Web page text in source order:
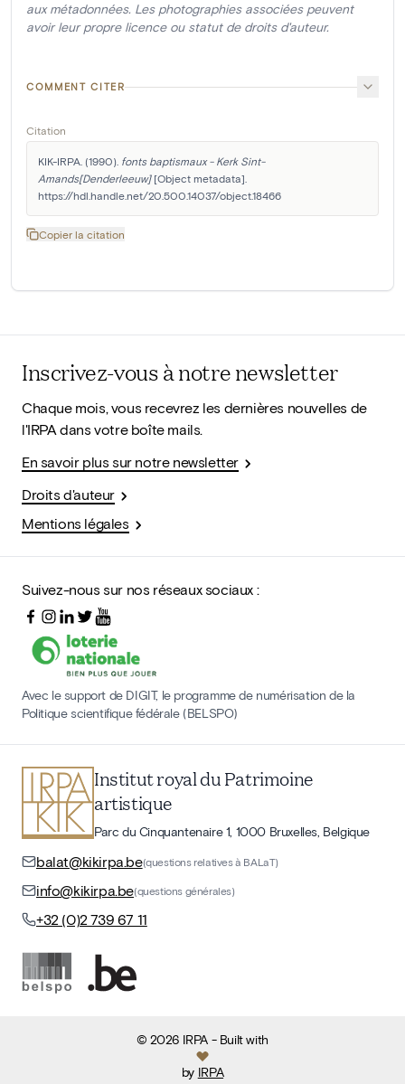
aux métadonnées. Les photographies associées peuvent
avoir leur propre licence ou statut de droits d'auteur.
COMMENT CITER
Citation
KIK-IRPA. (1990). fonts baptismaux - Kerk Sint-
Amands[Denderleeuw] [Object metadata].
https://hdl.handle.net/20.500.14037/object.18466
Copier la citation
Inscrivez-vous à notre newsletter
Chaque mois, vous recevrez les dernières nouvelles de
l'IRPA dans votre boîte mails.
En savoir plus sur notre newsletter
Droits d'auteur
Mentions légales
Suivez-nous sur nos réseaux sociaux :
Avec le support de DIGIT, le programme de numérisation de la
Politique scientifique fédérale (BELSPO)
Institut royal du Patrimoine
artistique
Parc du Cinquantenaire 1, 1000 Bruxelles, Belgique
balat@kikirpa.be(questions relatives à BALaT)
info@kikirpa.be(questions générales)
+32 (0)2 739 67 11
©2026 IRPA- Built with
by IRPA